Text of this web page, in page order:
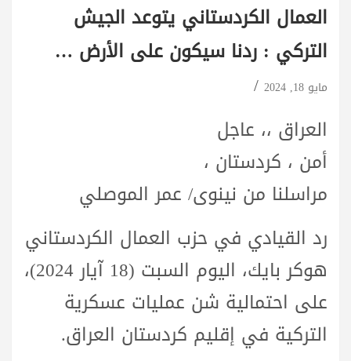
العمال الكردستاني يتوعد الجيش
التركي : ردنا سيكون على الأرض …
مايو 18, 2024
العراق ،، عاجل
أمن ، كردستان ،
مراسلنا من نينوى/ عمر الموصلي
رد القيادي في حزب العمال الكردستاني
هوكر بايك، اليوم السبت (18 آيار 2024)،
على احتمالية شن عمليات عسكرية
التركية في إقليم كردستان العراق.